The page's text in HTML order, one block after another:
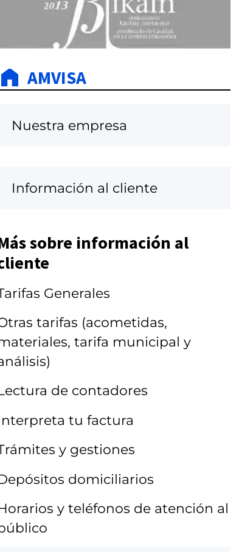
AMVISA
Nuestra empresa
Información al cliente
sobre información al
Generales
tarifas (acometidas,
tarifa municipal y
de contadores
tu factura
y gestiones
domiciliarios
y teléfonos de atención al